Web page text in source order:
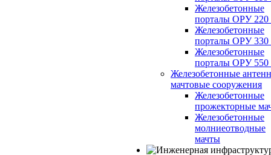
Железобетонные
порталы ОРУ
Железобетонные
порталы ОРУ
Железобетонные
порталы ОРУ
Железобетонные
мачтовые сооружения
Железобетонные
прожекторные
Железобетонные
молниеотводные
мачты